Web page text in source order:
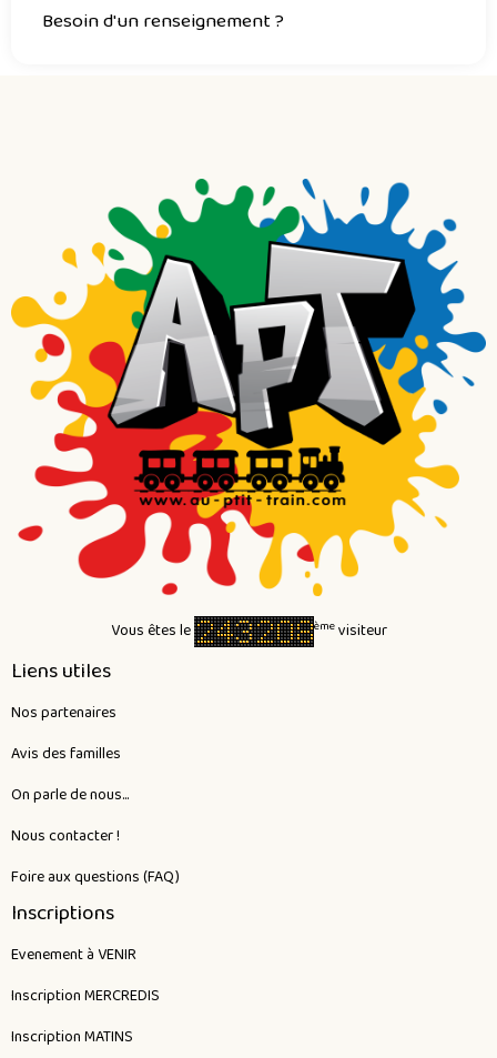
Besoin d'un renseignement ?
Vous êtes le èmevisiteur
Liens utiles
Nos partenaires
Avis des familles
On parle de nous...
Nous contacter !
Foire aux questions (FAQ)
Inscriptions
Evenement à VENIR
Inscription MERCREDIS
Inscription MATINS